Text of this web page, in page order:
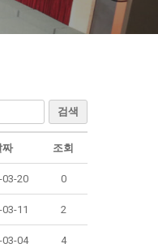
검색
짜 조회
03-20 0
11 2
03-04 4